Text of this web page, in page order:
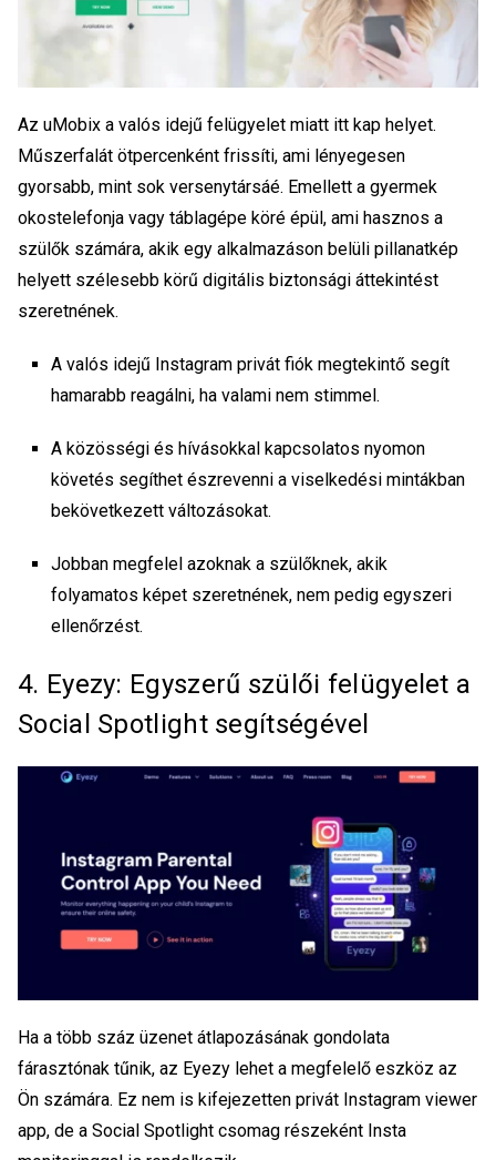
Az uMobix a valós idejű felügyelet miatt itt kap helyet.
Műszerfalát ötpercenként frissíti, ami lényegesen
gyorsabb, mint sok versenytársáé. Emellett a gyermek
okostelefonja vagy táblagépe köré épül, ami hasznos a
szülők számára, akik egy alkalmazáson belüli pillanatkép
helyett szélesebb körű digitális biztonsági áttekintést
szeretnének.
A valós idejű Instagram privát fiók megtekintő segít
hamarabb reagálni, ha valami nem stimmel.
A közösségi és hívásokkal kapcsolatos nyomon
követés segíthet észrevenni a viselkedési mintákban
bekövetkezett változásokat.
Jobban megfelel azoknak a szülőknek, akik
folyamatos képet szeretnének, nem pedig egyszeri
ellenőrzést.
4. Eyezy: Egyszerű szülői felügyelet a
Social Spotlight segítségével
Ha a több száz üzenet átlapozásának gondolata
fárasztónak tűnik, az Eyezy lehet a megfelelő eszköz az
Ön számára. Ez nem is kifejezetten privát Instagram viewer
app, de a Social Spotlight csomag részeként Insta